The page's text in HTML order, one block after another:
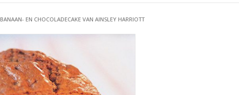
BANAAN- EN CHOCOLADECAKE VAN AINSLEY HARRIOTT